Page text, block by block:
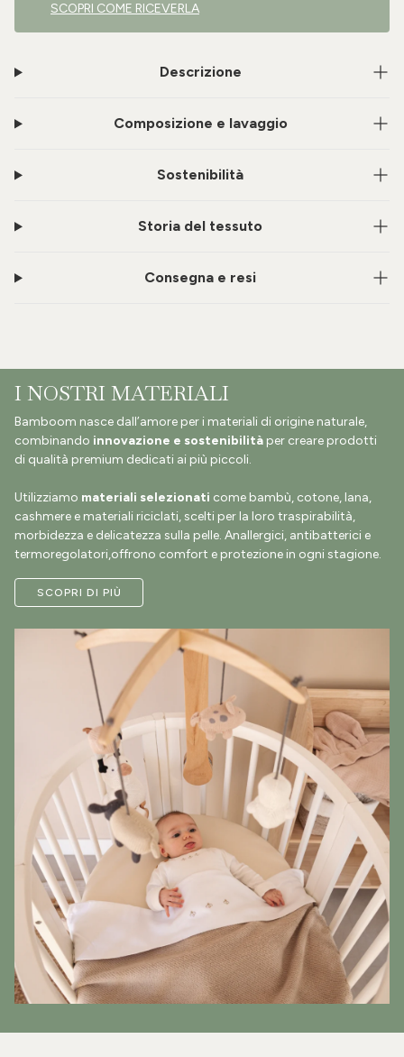
SCOPRI COME RICEVERLA
Descrizione
Composizione e lavaggio
Sostenibilità
Storia del tessuto
Consegna e resi
I NOSTRI MATERIALI
Bamboom nasce dall’amore per i materiali di origine naturale,
combinando innovazione e sostenibilità per creare prodotti
di qualità premium dedicati ai più piccoli.
Utilizziamo materiali selezionati come bambù, cotone, lana,
cashmere e materiali riciclati, scelti per la loro traspirabilità,
morbidezza e delicatezza sulla pelle. Anallergici, antibatterici e
termoregolatori,offrono comfort e protezione in ogni stagione.
SCOPRI DI PIÙ